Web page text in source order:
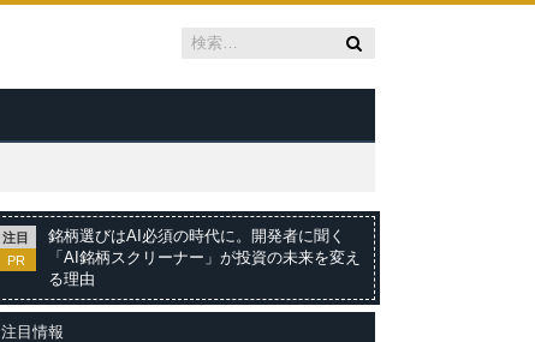
注目
PR
銘柄選びはAI必須の時代に。開発者に聞く
「AI銘柄スクリーナー」が投資の未来を変え
る理由
注目情報